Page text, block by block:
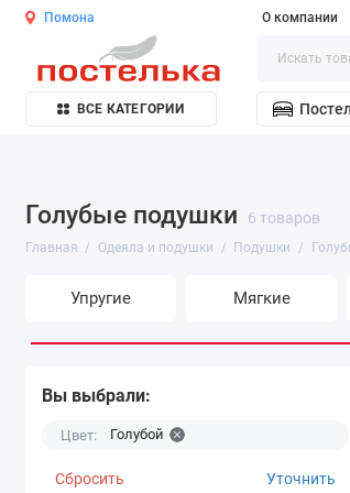
Помона О компании
ВСЕ КАТЕГОРИИ
Голубые подушки 6 товаров
Главная Одеяла и подушки Подушки
Упругие Мягкие
Вы выбрали:
Цвет: Голубой
Сбросить Уточнить